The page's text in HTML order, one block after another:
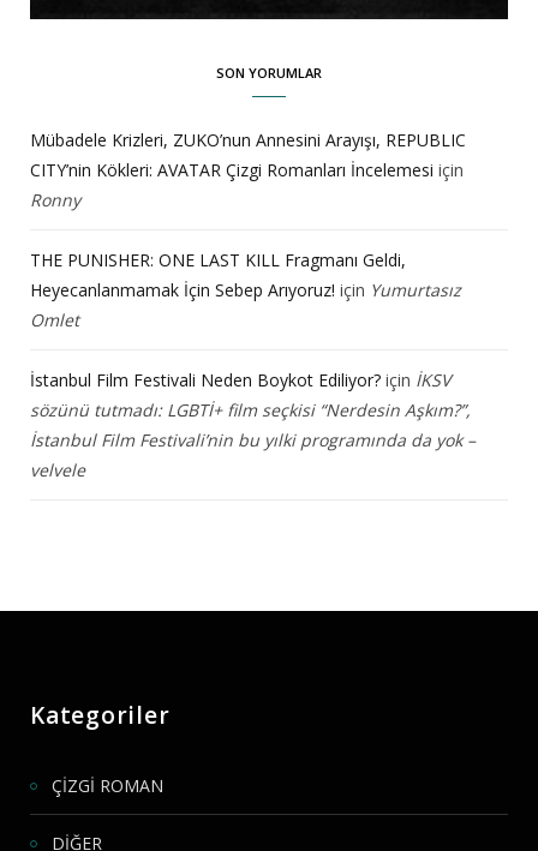
SON YORUMLAR
Mübadele Krizleri, ZUKO’nun Annesini Arayışı, REPUBLIC
CITY’nin Kökleri: AVATAR Çizgi Romanları İncelemesi için
Ronny
THE PUNISHER: ONE LAST KILL Fragmanı Geldi,
Heyecanlanmamak İçin Sebep Arıyoruz! için Yumurtasız
Omlet
İstanbul Film Festivali Neden Boykot Ediliyor? için İKSV
sözünü tutmadı: LGBTİ+ film seçkisi “Nerdesin Aşkım?”,
İstanbul Film Festivali’nin bu yılki programında da yok –
velvele
Kategoriler
ÇİZGİ ROMAN
DİĞER